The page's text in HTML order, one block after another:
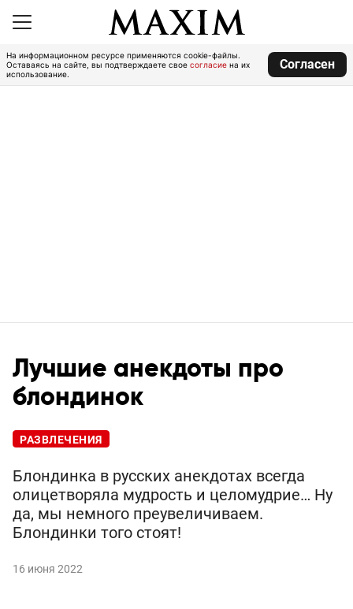
На информационном ресурсе применяются cookie-файлы.
Оставаясь на сайте, вы подтверждаете свое согласие на их
использование.
Согласен
Лучшие анекдоты про
блондинок
РАЗВЛЕЧЕНИЯ
Блондинка в русских анекдотах всегда
олицетворяла мудрость и целомудрие… Ну
да, мы немного преувеличиваем.
Блондинки того стоят!
16 июня 2022